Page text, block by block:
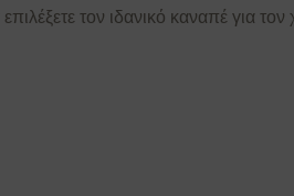
τον ιδανικό καναπέ για